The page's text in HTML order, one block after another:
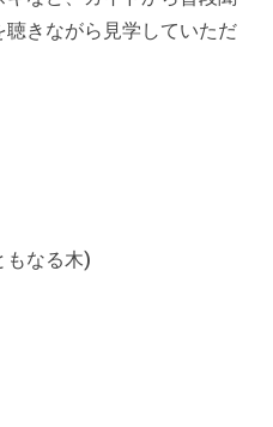
きながら見学していただ
もなる木)